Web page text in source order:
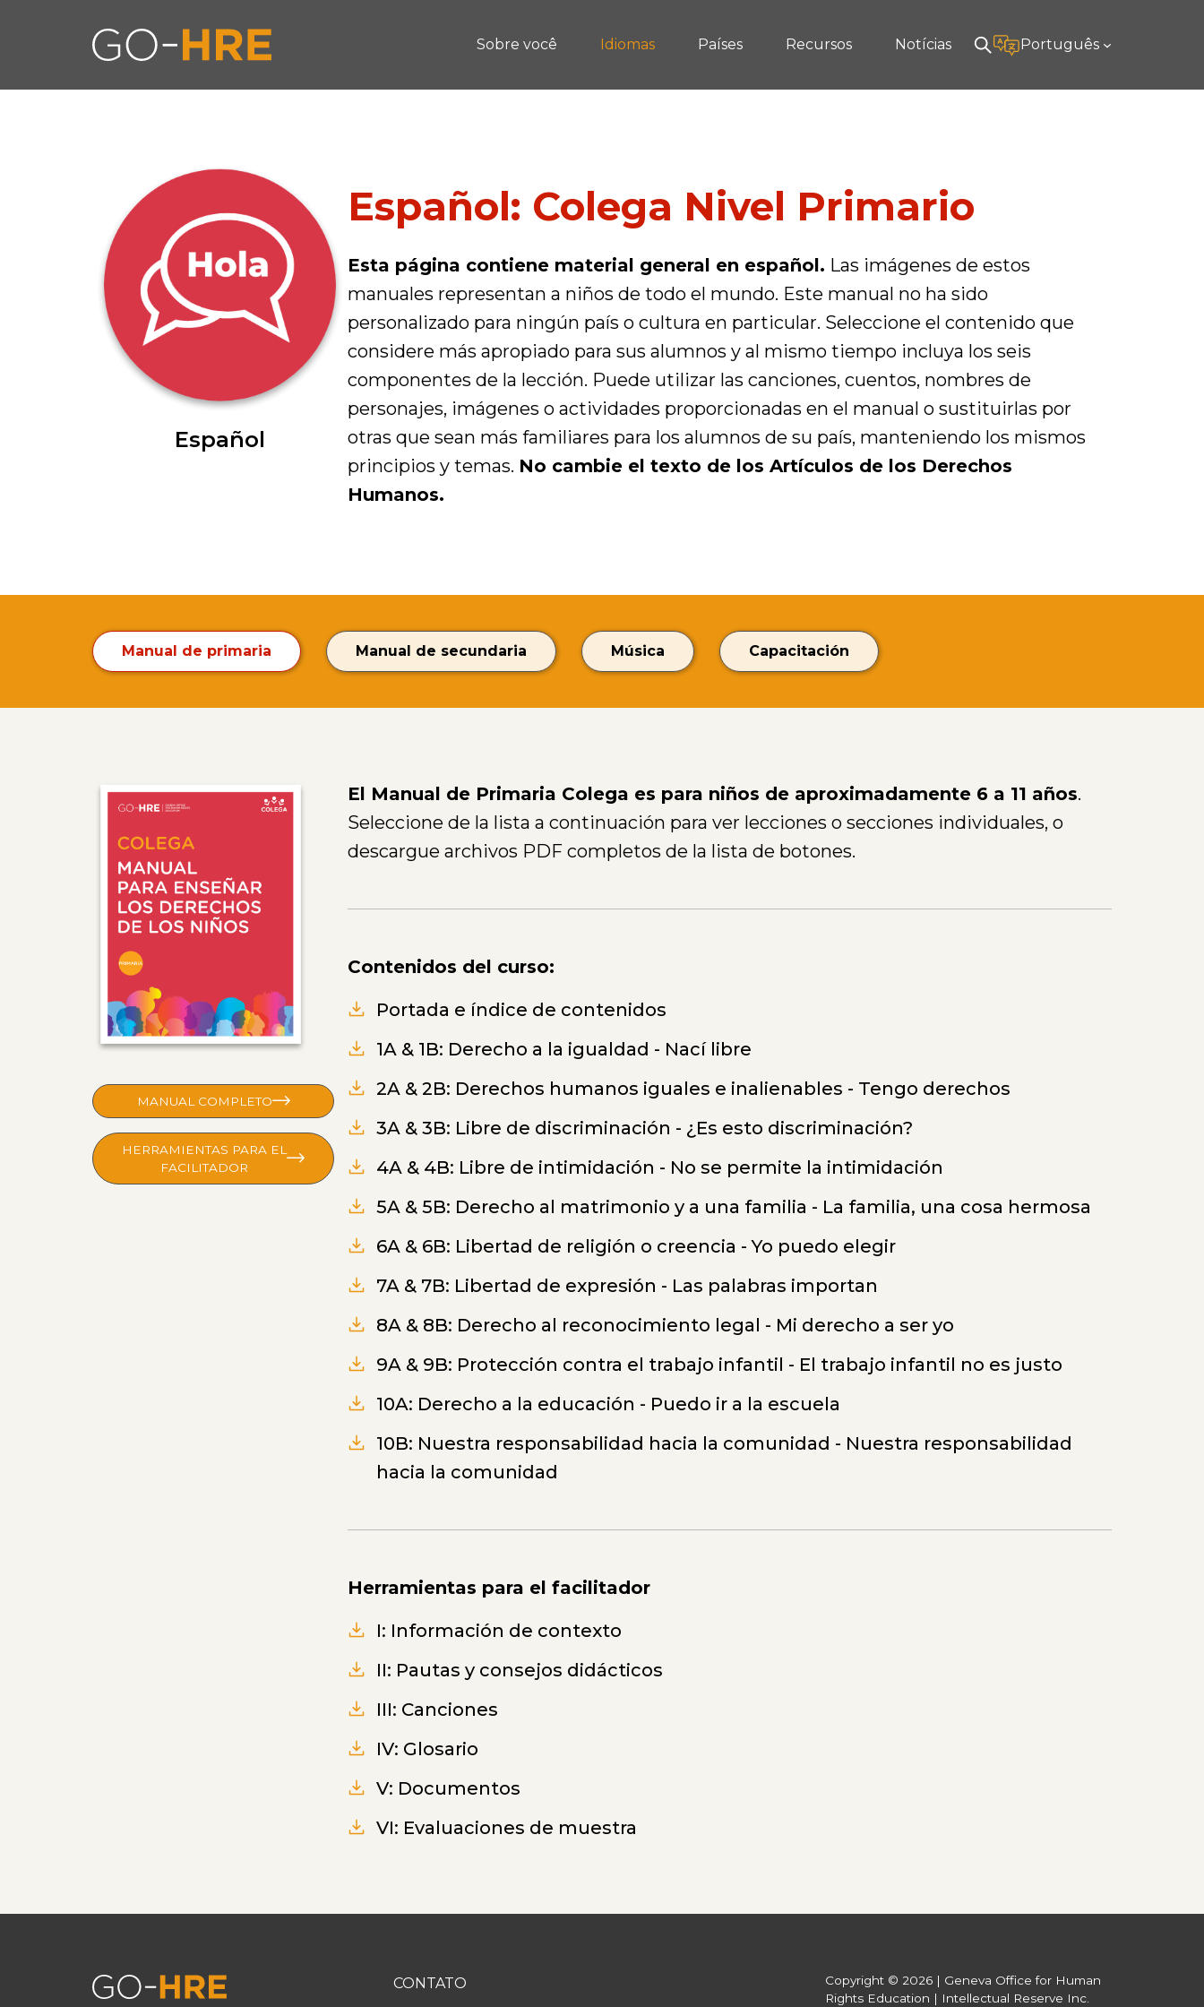
Sobre você Idiomas Países Recursos Notícias Português
Español
Español: Colega Nivel Primario
Esta página contiene material general en español. Las imágenes de estos
manuales representan a niños de todo el mundo. Este manual no ha sido
personalizado para ningún país o cultura en particular. Seleccione el contenido que
considere más apropiado para sus alumnos y al mismo tiempo incluya los seis
componentes de la lección. Puede utilizar las canciones, cuentos, nombres de
personajes, imágenes o actividades proporcionadas en el manual o sustituirlas por
otras que sean más familiares para los alumnos de su país, manteniendo los mismos
principios y temas. No cambie el texto de los Artículos de los Derechos
Humanos.
Manual de primaria Manual de secundaria Música Capacitación
El Manual de Primaria Colega es para niños de aproximadamente 6 a 11 años.
Seleccione de la lista a continuación para ver lecciones o secciones individuales, o
descargue archivos PDF completos de la lista de botones.
Contenidos del curso:
Portada e índice de contenidos
1A & 1B: Derecho a la igualdad - Nací libre
2A & 2B: Derechos humanos iguales e inalienables - Tengo derechos
3A & 3B: Libre de discriminación - ¿Es esto discriminación?
4A & 4B: Libre de intimidación - No se permite la intimidación
5A & 5B: Derecho al matrimonio y a una familia - La familia, una cosa hermosa
6A & 6B: Libertad de religión o creencia - Yo puedo elegir
7A & 7B: Libertad de expresión - Las palabras importan
8A & 8B: Derecho al reconocimiento legal - Mi derecho a ser yo
9A & 9B: Protección contra el trabajo infantil - El trabajo infantil no es justo
10A: Derecho a la educación - Puedo ir a la escuela
10B: Nuestra responsabilidad hacia la comunidad - Nuestra responsabilidad
hacia la comunidad
Herramientas para el facilitador
I: Información de contexto
II: Pautas y consejos didácticos
III: Canciones
IV: Glosario
V: Documentos
VI: Evaluaciones de muestra
MANUAL COMPLETO
HERRAMIENTAS PARA EL
FACILITADOR
CONTATO
Copyright © 2026 | Geneva Office for Human
Rights Education | Intellectual Reserve Inc.